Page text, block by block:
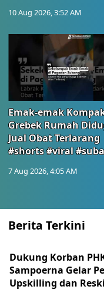
10 Aug 2026, 3:52 AM
Emak-emak
Grebek Rumah
Jual Obat Terlarang
#shorts #viral
7 Aug 2026, 4:05 AM
Berita Terkini
Dukung Korban
Sampoerna Gelar
Upskilling dan